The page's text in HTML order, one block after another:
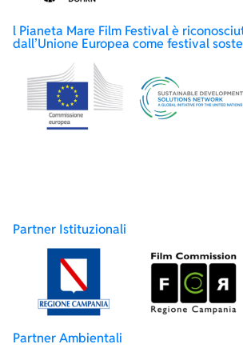
l Pianeta Mare Film Festival è
dall’Unione Europea come festival
Partner Istituzionali
Partner Ambientali